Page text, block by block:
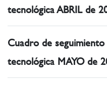
tecnológica ABRIL de
Cuadro de
tecnológica MAYO de